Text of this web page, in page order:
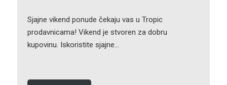
Sjajne vikend ponude čekaju vas u Tropic
prodavnicama! Vikend je stvoren za dobru
kupovinu. Iskoristite sjajne…